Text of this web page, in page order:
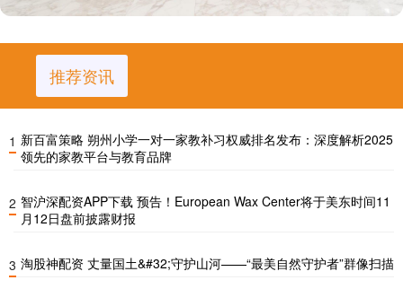
推荐资讯
1 新百富策略 朔州小学一对一家教补习权威排名发布：深度解析2025
领先的家教平台与教育品牌
2 智沪深配资APP下载 预告！European Wax Center将于美东时间11
月12日盘前披露财报
3 淘股神配资 丈量国土&#32;守护山河——“最美自然守护者”群像扫描